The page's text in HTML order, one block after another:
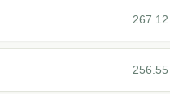
267.12
256.55